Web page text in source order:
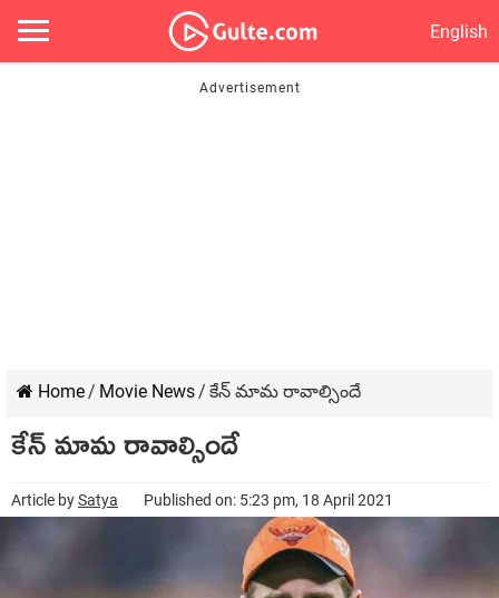
English
Home/ Movie News/ కేన్ మామ రావాల్సిందే
కేన్ మామ రావాల్సిందే
Article bySatya Published on: 5:23 pm, 18 April 2021